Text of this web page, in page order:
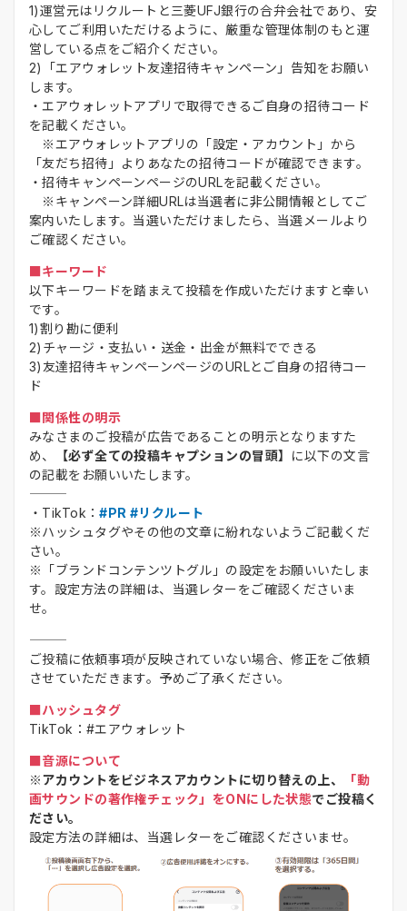
1)運営元はリクルートと三菱UFJ銀行の合弁会社であり、安
心してご利用いただけるように、厳重な管理体制のもと運
営している点をご紹介ください。
2)「エアウォレット友達招待キャンペーン」告知をお願い
します。
・エアウォレットアプリで取得できるご自身の招待コード
を記載ください。
※エアウォレットアプリの「設定・アカウント」から
「友だち招待」よりあなたの招待コードが確認できます。
・招待キャンペーンページのURLを記載ください。
※キャンペーン詳細URLは当選者に非公開情報としてご
案内いたします。当選いただけましたら、当選メールより
ご確認ください。
■キーワード
以下キーワードを踏まえて投稿を作成いただけますと幸い
です。
1)割り勘に便利
2)チャージ・支払い・送金・出金が無料でできる
3)友達招待キャンペーンページのURLとご自身の招待コー
ド
■関係性の明示
みなさまのご投稿が広告であることの明示となりますた
め、
【必ず全ての投稿キャプションの冒頭】 に以下の文言
の記載をお願いいたします。
・TikTok：#PR #リクルート
※ハッシュタグやその他の文章に紛れないようご記載くだ
さい。
※「ブランドコンテンツトグル」の設定をお願いいたしま
す。設定方法の詳細は、当選レターをご確認くださいま
せ。
ご投稿に依頼事項が反映されていない場合、修正をご依頼
させていただきます。予めご了承ください。
■ハッシュタグ
TikTok：#エアウォレット
■音源について
※アカウントをビジネスアカウントに切り替えの上、
「動
画サウンドの著作権チェック」をONにした状態でご投稿く
ださい。
設定方法の詳細は、当選レターをご確認くださいませ。